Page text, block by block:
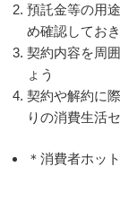
預託金等の用
め確認してお
契約内容を周
ょう
契約や解約に
りの消費生活
＊消費者ホッ